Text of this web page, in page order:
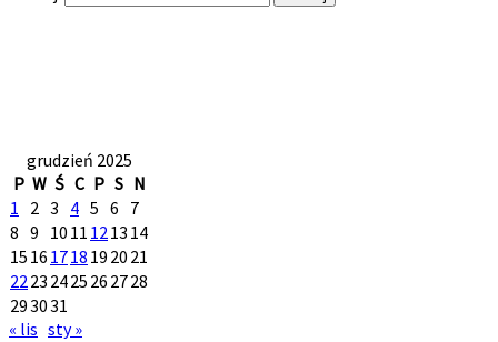
grudzień 2025
P W Ś C P S N
1 2 3 4 5 6 7
8 9 10 11 1213 14
15 16 1718 19 20 21
2223 2425 26 2728
293031
« lis sty »